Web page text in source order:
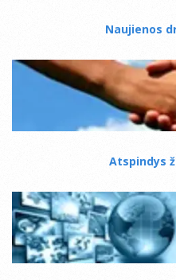
Naujienos
Atspindys